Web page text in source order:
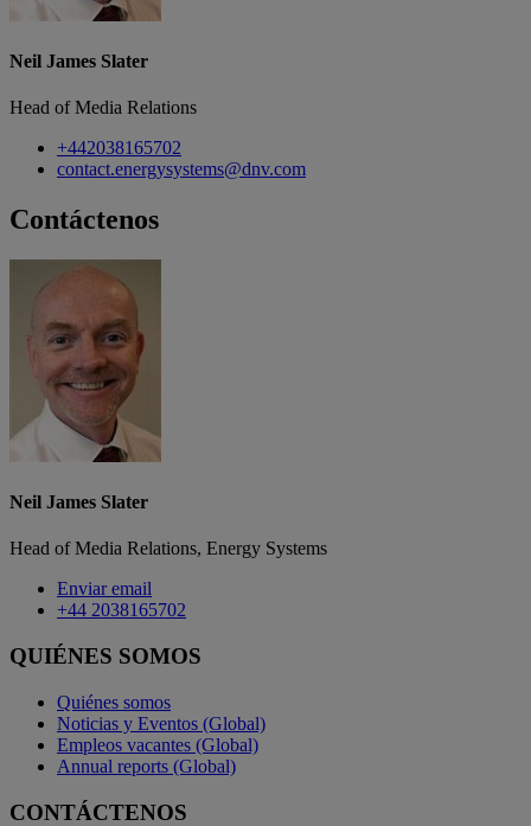
Neil James Slater
Head of Media Relations
+442038165702
contact.energysystems@dnv.com
Contáctenos
Neil James Slater
Head of Media Relations, Energy Systems
Enviar email
+44 2038165702
QUIÉNES SOMOS
Quiénes somos
Noticias y Eventos (Global)
Empleos vacantes (Global)
Annual reports (Global)
CONTÁCTENOS